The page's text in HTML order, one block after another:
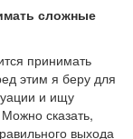
сложные
принимать
этим я беру для
и ищу
сказать,
выхода